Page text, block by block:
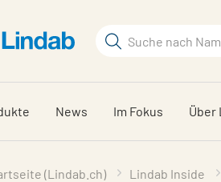
Suchbegriff
durchsuchen
News Im Fokus Über
(Lindab.ch) Lindab Inside